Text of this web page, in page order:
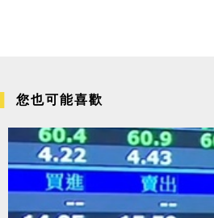
您也可能喜歡